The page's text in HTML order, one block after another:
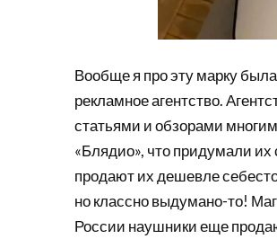
Вообще я про эту марку
рекламное агентство.
статьями и обзорами
«Блядио», что придумали их
продают их дешевле
но классно выдумано-то!
России наушники еще